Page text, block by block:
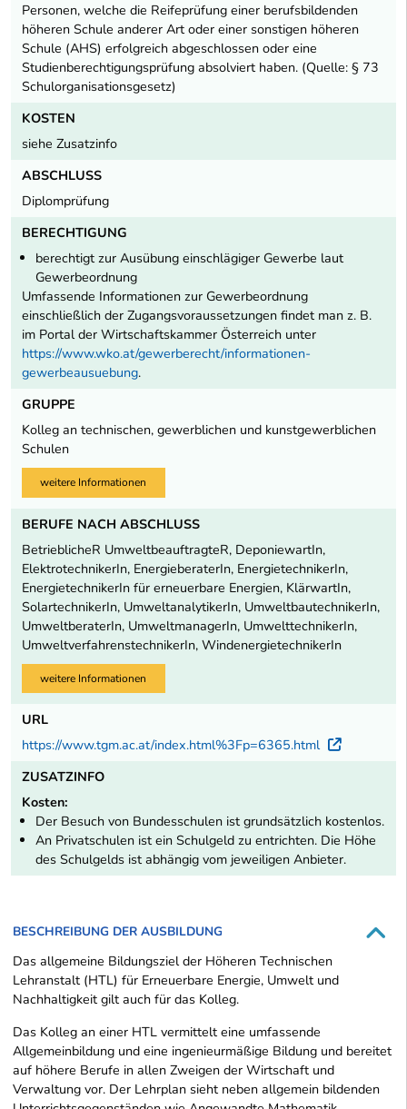
Personen, welche die Reifeprüfung einer berufsbildenden
höheren Schule anderer Art oder einer sonstigen höheren
Schule (AHS) erfolgreich abgeschlossen oder eine
Studienberechtigungsprüfung absolviert haben. (Quelle: § 73
Schulorganisationsgesetz)
KOSTEN
siehe Zusatzinfo
ABSCHLUSS
Diplomprüfung
BERECHTIGUNG
berechtigt zur Ausübung einschlägiger Gewerbe laut
Gewerbeordnung
Umfassende Informationen zur Gewerbeordnung
einschließlich der Zugangsvoraussetzungen findet man z. B.
im Portal der Wirtschaftskammer Österreich unter
https://www.wko.at/gewerberecht/informationen-
gewerbeausuebung.
GRUPPE
Kolleg an technischen, gewerblichen und kunstgewerblichen
Schulen
weitere Informationen
BERUFE NACH ABSCHLUSS
BetrieblicheR UmweltbeauftragteR, DeponiewartIn,
ElektrotechnikerIn, EnergieberaterIn, EnergietechnikerIn,
EnergietechnikerIn für erneuerbare Energien, KlärwartIn,
SolartechnikerIn, UmweltanalytikerIn, UmweltbautechnikerIn,
UmweltberaterIn, UmweltmanagerIn, UmwelttechnikerIn,
UmweltverfahrenstechnikerIn, WindenergietechnikerIn
weitere Informationen
URL
https://www.tgm.ac.at/index.html%3Fp=6365.html
ZUSATZINFO
Kosten:
Der Besuch von Bundesschulen ist grundsätzlich kostenlos.
An Privatschulen ist ein Schulgeld zu entrichten. Die Höhe
des Schulgelds ist abhängig vom jeweiligen Anbieter.
BESCHREIBUNG DER AUSBILDUNG
Das allgemeine Bildungsziel der Höheren Technischen
Lehranstalt (HTL) für Erneuerbare Energie, Umwelt und
Nachhaltigkeit gilt auch für das Kolleg.
Das Kolleg an einer HTL vermittelt eine umfassende
Allgemeinbildung und eine ingenieurmäßige Bildung und bereitet
auf höhere Berufe in allen Zweigen der Wirtschaft und
Verwaltung vor. Der Lehrplan sieht neben allgemein bildenden